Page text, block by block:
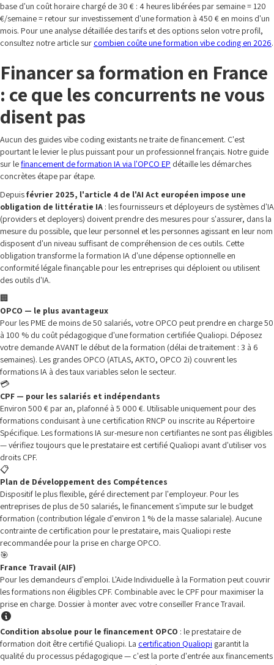
base d'un coût horaire chargé de 30 € : 4 heures libérées par semaine = 120
€/semaine = retour sur investissement d'une formation à 450 € en moins d'un
mois. Pour une analyse détaillée des tarifs et des options selon votre profil,
consultez notre article sur combien coûte une formation vibe coding en 2026.
Financer sa formation en France
: ce que les concurrents ne vous
disent pas
Aucun des guides vibe coding existants ne traite de financement. C'est
pourtant le levier le plus puissant pour un professionnel français. Notre guide
sur lefinancement de formation IA via l'OPCO EP détaille les démarches
concrètes étape par étape.
Depuisfévrier 2025, l'article 4 de l'AI Act européen impose une
obligation de littératie IA : les fournisseurs et déployeurs de systèmes d'IA
(providers et deployers) doivent prendre des mesures pour s'assurer, dans la
mesure du possible, que leur personnel et les personnes agissant en leur nom
disposent d'un niveau suffisant de compréhension de ces outils. Cette
obligation transforme la formation IA d'une dépense optionnelle en
conformité légale finançable pour les entreprises qui déploient ou utilisent
des outils d'IA.
🏢
OPCO — le plus avantageux
Pour les PME de moins de 50 salariés, votre OPCO peut prendre en charge 50
à 100 % du coût pédagogique d'une formation certifiée Qualiopi. Déposez
votre demande AVANT le début de la formation (délai de traitement : 3 à 6
semaines). Les grandes OPCO (ATLAS, AKTO, OPCO 2i) couvrent les
formations IA à des taux variables selon le secteur.
💳
CPF — pour les salariés et indépendants
Environ 500 € par an, plafonné à 5 000 €. Utilisable uniquement pour des
formations conduisant à une certification RNCP ou inscrite au Répertoire
Spécifique. Les formations IA sur-mesure non certifiantes ne sont pas éligibles
— vérifiez toujours que le prestataire est certifié Qualiopi avant d'utiliser vos
droits CPF.
📋
Plan de Développement des Compétences
Dispositif le plus flexible, géré directement par l'employeur. Pour les
entreprises de plus de 50 salariés, le financement s'impute sur le budget
formation (contribution légale d'environ 1 % de la masse salariale). Aucune
contrainte de certification pour le prestataire, mais Qualiopi reste
recommandée pour la prise en charge OPCO.
🎯
France Travail (AIF)
Pour les demandeurs d'emploi. L'Aide Individuelle à la Formation peut couvrir
les formations non éligibles CPF. Combinable avec le CPF pour maximiser la
prise en charge. Dossier à monter avec votre conseiller France Travail.
Condition absolue pour le financement OPCO : le prestataire de
formation doit être certifié Qualiopi. La certification Qualiopi garantit la
qualité du processus pédagogique — c'est la porte d'entrée aux financements